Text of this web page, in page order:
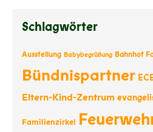
Schlagwörter
Ausstellung Babybegrüßung Bahnhof
Bündnispartner
Eltern-Kind-Zentrum
Familienzirkel